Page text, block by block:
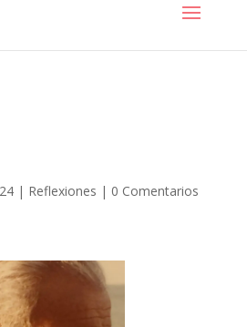
| Reflexiones | 0 Comentarios